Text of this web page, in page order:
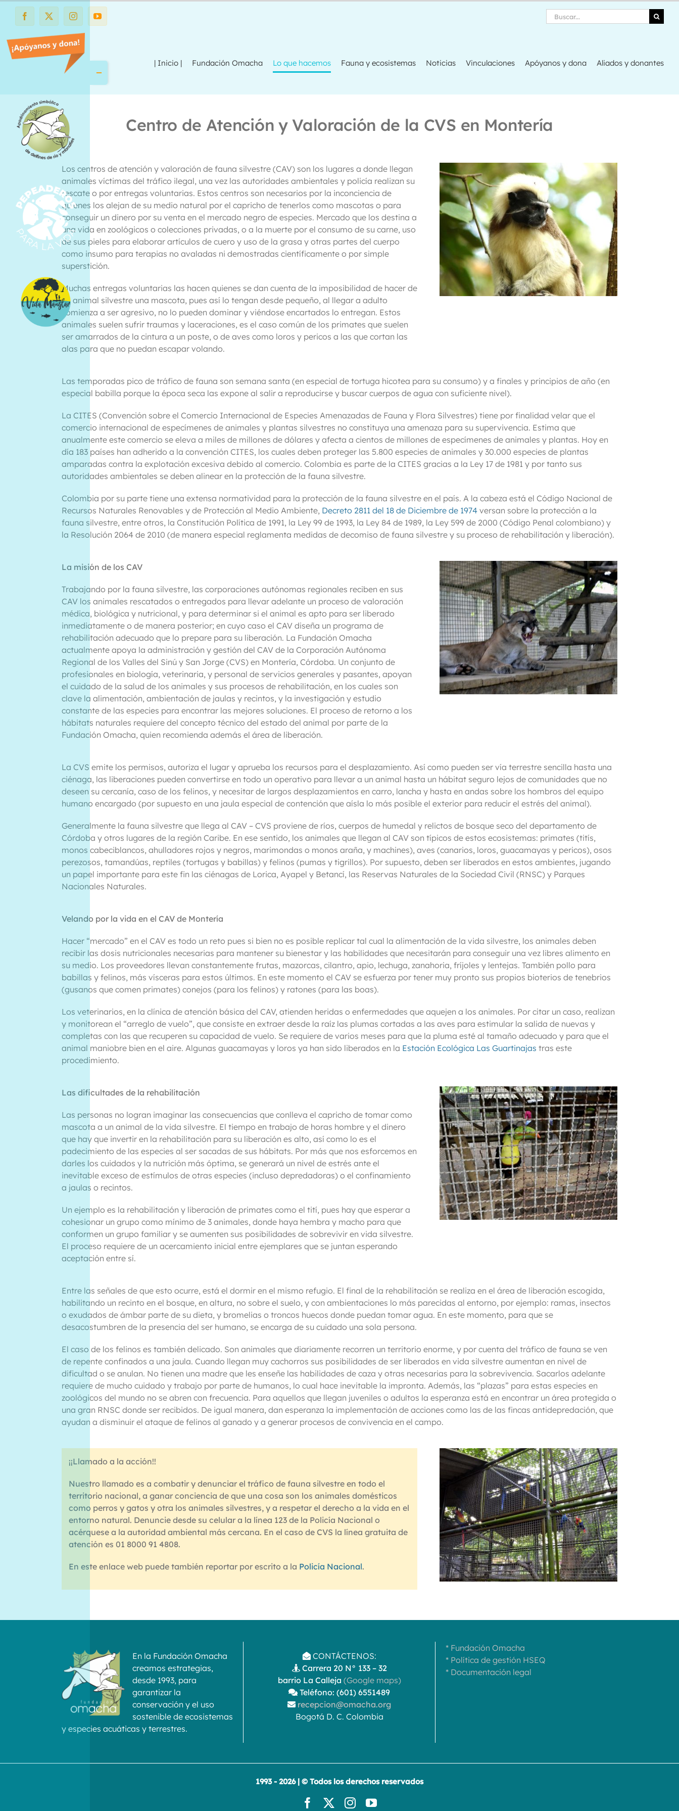
Saltar
Facebook
X InstagramYouTube Search
| Inicio | Fundación Omacha Lo que hacemos Fauna y ecosistemas Noticias Vinculaciones Apóyanos y dona Aliados y donantes
Centro de Atención y Valoración de la CVS en Montería
Los centros de atención y valoración de fauna silvestre (CAV) son los lugares a donde llegan
animales víctimas del tráfico ilegal, una vez las autoridades ambientales y policía realizan su
rescate o por entregas voluntarias. Estos centros son necesarios por la inconciencia de
quienes los alejan de su medio natural por el capricho de tenerlos como mascotas o para
conseguir un dinero por su venta en el mercado negro de especies. Mercado que los destina a
una vida en zoológicos o colecciones privadas, o a la muerte por el consumo de su carne, uso
de sus pieles para elaborar artículos de cuero y uso de la grasa y otras partes del cuerpo
como insumo para terapias no avaladas ni demostradas científicamente o por simple
superstición.
Muchas entregas voluntarias las hacen quienes se dan cuenta de la imposibilidad de hacer de
un animal silvestre una mascota, pues así lo tengan desde pequeño, al llegar a adulto
comienza a ser agresivo, no lo pueden dominar y viéndose encartados lo entregan. Estos
animales suelen sufrir traumas y laceraciones, es el caso común de los primates que suelen
ser amarrados de la cintura a un poste, o de aves como loros y pericos a las que cortan las
alas para que no puedan escapar volando.
Las temporadas pico de tráfico de fauna son semana santa (en especial de tortuga hicotea para su consumo) y a finales y principios de año (en
especial babilla porque la época seca las expone al salir a reproducirse y buscar cuerpos de agua con suficiente nivel).
La CITES (Convención sobre el Comercio Internacional de Especies Amenazadas de Fauna y Flora Silvestres) tiene por finalidad velar que el
comercio internacional de especímenes de animales y plantas silvestres no constituya una amenaza para su supervivencia. Estima que
anualmente este comercio se eleva a miles de millones de dólares y afecta a cientos de millones de especímenes de animales y plantas. Hoy en
día 183 países han adherido a la convención CITES, los cuales deben proteger las 5.800 especies de animales y 30.000 especies de plantas
amparadas contra la explotación excesiva debido al comercio. Colombia es parte de la CITES gracias a la Ley 17 de 1981 y por tanto sus
autoridades ambientales se deben alinear en la protección de la fauna silvestre.
Colombia por su parte tiene una extensa normatividad para la protección de la fauna silvestre en el país. A la cabeza está el Código Nacional de
Recursos Naturales Renovables y de Protección al Medio Ambiente, Decreto 2811 del 18 de Diciembre de 1974 versan sobre la protección a la
fauna silvestre, entre otros, la Constitución Política de 1991, la Ley 99 de 1993, la Ley 84 de 1989, la Ley 599 de 2000 (Código Penal colombiano) y
la Resolución 2064 de 2010 (de manera especial reglamenta medidas de decomiso de fauna silvestre y su proceso de rehabilitación y liberación).
La misión de los CAV
Trabajando por la fauna silvestre, las corporaciones autónomas regionales reciben en sus
CAV los animales rescatados o entregados para llevar adelante un proceso de valoración
médica, biológica y nutricional, y para determinar si el animal es apto para ser liberado
inmediatamente o de manera posterior; en cuyo caso el CAV diseña un programa de
rehabilitación adecuado que lo prepare para su liberación. La Fundación Omacha
actualmente apoya la administración y gestión del CAV de la Corporación Autónoma
Regional de los Valles del Sinú y San Jorge (CVS) en Montería, Córdoba. Un conjunto de
profesionales en biología, veterinaria, y personal de servicios generales y pasantes, apoyan
el cuidado de la salud de los animales y sus procesos de rehabilitación, en los cuales son
clave la alimentación, ambientación de jaulas y recintos, y la investigación y estudio
constante de las especies para encontrar las mejores soluciones. El proceso de retorno a los
hábitats naturales requiere del concepto técnico del estado del animal por parte de la
Fundación Omacha, quien recomienda además el área de liberación.
La CVS emite los permisos, autoriza el lugar y aprueba los recursos para el desplazamiento. Así como pueden ser vía terrestre sencilla hasta una
ciénaga, las liberaciones pueden convertirse en todo un operativo para llevar a un animal hasta un hábitat seguro lejos de comunidades que no
deseen su cercanía, caso de los felinos, y necesitar de largos desplazamientos en carro, lancha y hasta en andas sobre los hombros del equipo
humano encargado (por supuesto en una jaula especial de contención que aísla lo más posible el exterior para reducir el estrés del animal).
Generalmente la fauna silvestre que llega al CAV – CVS proviene de ríos, cuerpos de humedal y relictos de bosque seco del departamento de
Córdoba y otros lugares de la región Caribe. En ese sentido, los animales que llegan al CAV son típicos de estos ecosistemas: primates (titís,
monos cabeciblancos, ahulladores rojos y negros, marimondas o monos araña, y machines), aves (canarios, loros, guacamayas y pericos), osos
perezosos, tamandúas, reptiles (tortugas y babillas) y felinos (pumas y tigrillos). Por supuesto, deben ser liberados en estos ambientes, jugando
un papel importante para este fin las ciénagas de Lorica, Ayapel y Betancí, las Reservas Naturales de la Sociedad Civil (RNSC) y Parques
Nacionales Naturales.
Velando por la vida en el CAV de Montería
Hacer “mercado” en el CAV es todo un reto pues si bien no es posible replicar tal cual la alimentación de la vida silvestre, los animales deben
recibir las dosis nutricionales necesarias para mantener su bienestar y las habilidades que necesitarán para conseguir una vez libres alimento en
su medio. Los proveedores llevan constantemente frutas, mazorcas, cilantro, apio, lechuga, zanahoria, fríjoles y lentejas. También pollo para
babillas y felinos, más vísceras para estos últimos. En este momento el CAV se esfuerza por tener muy pronto sus propios bioterios de tenebrios
(gusanos que comen primates) conejos (para los felinos) y ratones (para las boas).
Los veterinarios, en la clínica de atención básica del CAV, atienden heridas o enfermedades que aquejen a los animales. Por citar un caso, realizan
y monitorean el “arreglo de vuelo”, que consiste en extraer desde la raíz las plumas cortadas a las aves para estimular la salida de nuevas y
completas con las que recuperen su capacidad de vuelo. Se requiere de varios meses para que la pluma esté al tamaño adecuado y para que el
animal maniobre bien en el aire. Algunas guacamayas y loros ya han sido liberados en la Estación Ecológica Las Guartinajas tras este
procedimiento.
Las dificultades de la rehabilitación
Las personas no logran imaginar las consecuencias que conlleva el capricho de tomar como
mascota a un animal de la vida silvestre. El tiempo en trabajo de horas hombre y el dinero
que hay que invertir en la rehabilitación para su liberación es alto, así como lo es el
padecimiento de las especies al ser sacadas de sus hábitats. Por más que nos esforcemos en
darles los cuidados y la nutrición más óptima, se generará un nivel de estrés ante el
inevitable exceso de estímulos de otras especies (incluso depredadoras) o el confinamiento
a jaulas o recintos.
Un ejemplo es la rehabilitación y liberación de primates como el tití, pues hay que esperar a
cohesionar un grupo como mínimo de 3 animales, donde haya hembra y macho para que
conformen un grupo familiar y se aumenten sus posibilidades de sobrevivir en vida silvestre.
El proceso requiere de un acercamiento inicial entre ejemplares que se juntan esperando
aceptación entre sí.
Entre las señales de que esto ocurre, está el dormir en el mismo refugio. El final de la rehabilitación se realiza en el área de liberación escogida,
habilitando un recinto en el bosque, en altura, no sobre el suelo, y con ambientaciones lo más parecidas al entorno, por ejemplo: ramas, insectos
o exudados de ámbar parte de su dieta, y bromelias o troncos huecos donde puedan tomar agua. En este momento, para que se
desacostumbren de la presencia del ser humano, se encarga de su cuidado una sola persona.
El caso de los felinos es también delicado. Son animales que diariamente recorren un territorio enorme, y por cuenta del tráfico de fauna se ven
de repente confinados a una jaula. Cuando llegan muy cachorros sus posibilidades de ser liberados en vida silvestre aumentan en nivel de
dificultad o se anulan. No tienen una madre que les enseñe las habilidades de caza y otras necesarias para la sobrevivencia. Sacarlos adelante
requiere de mucho cuidado y trabajo por parte de humanos, lo cual hace inevitable la impronta. Además, las “plazas” para estas especies en
zoológicos del mundo no se abren con frecuencia. Para aquellos que llegan juveniles o adultos la esperanza está en encontrar un área protegida o
una gran RNSC donde ser recibidos. De igual manera, dan esperanza la implementación de acciones como las de las fincas antidepredación, que
ayudan a disminuir el ataque de felinos al ganado y a generar procesos de convivencia en el campo.
¡¡Llamado a la acción!!
Nuestro llamado es a combatir y denunciar el tráfico de fauna silvestre en todo el
territorio nacional, a ganar conciencia de que una cosa son los animales domésticos
como perros y gatos y otra los animales silvestres, y a respetar el derecho a la vida en el
entorno natural. Denuncie desde su celular a la línea 123 de la Policía Nacional o
acérquese a la autoridad ambiental más cercana. En el caso de CVS la línea gratuita de
atención es 01 8000 91 4808.
En este enlace web puede también reportar por escrito a la Policía Nacional.
En la Fundación Omacha
creamos estrategias,
desde 1993, para
garantizar la
conservación y el uso
sostenible de ecosistemas
y especies acuáticas y terrestres.
CONTÁCTENOS:
Carrera 20 N° 133 – 32
barrio La Calleja (Google maps)
Teléfono: (601) 6551489
recepcion@omacha.org
Bogotá D. C. Colombia
* Fundación Omacha
* Política de gestión HSEQ
* Documentación legal
1993 - 2026 | © Todos los derechos reservados
FacebookInstagramYouTube